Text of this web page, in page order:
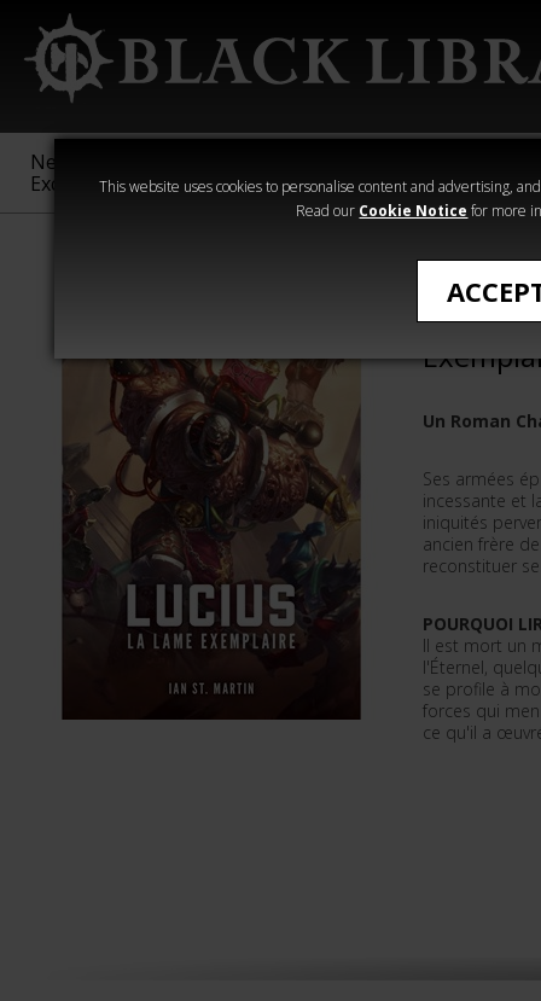
This website uses cookies to personalise content and advertising,
Read our Cookie Notice for more
New &
Exclusive
Sigmar
40,000
Heresy
Lucius:
Un Roman
Ses armées
incessante et
iniquités
ancien frère
reconstituer
POURQUOI
Il est mort un
l'Éternel,
se profile à
forces qui
ce qu'il a